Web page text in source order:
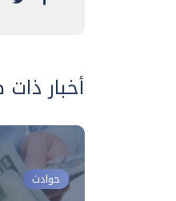
أخبار
حوادث